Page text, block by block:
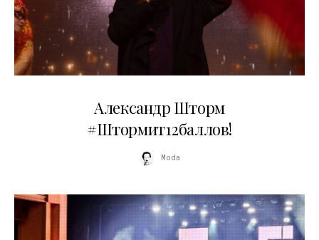
Александр Шторм
#Штормит12баллов!
Moda